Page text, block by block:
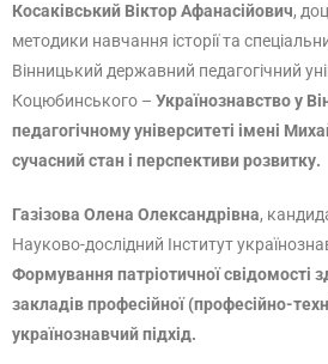
Косаківський Віктор Афанасійович,
методики навчання історії та
Вінницький державний педагогічний
Коцюбинського – Українознавство у
педагогічному університеті імені
сучасний стан і перспективи розвитку.
Газізова Олена Олександрівна,
Науково-дослідний Інститут
Формування патріотичної свідомості
закладів професійної (професійно-
українознавчий підхід.